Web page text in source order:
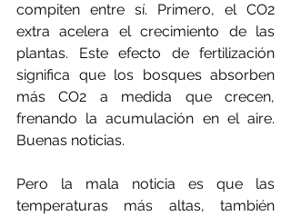
compiten entre sí. Primero, el CO2
extra acelera el crecimiento de las
plantas. Este efecto de fertilización
significa que los bosques absorben
más CO2 a medida que crecen,
frenando la acumulación en el aire.
Buenas noticias.
Pero la mala noticia es que las
temperaturas más altas, también